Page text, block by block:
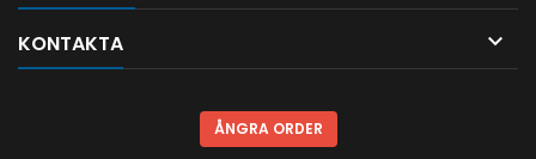
KONTAKTA 
ÅNGRA ORDER